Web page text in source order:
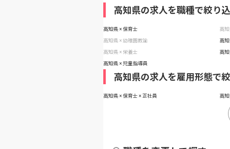
高知県の求人を職種で絞り
高知県 × 保育士 高
高知県 × 幼稚園教諭 高
高知県 × 栄養士 高知
高知県 × 児童指導員
高知県の求人を雇用形態で
高知県 × 保育士 × 正社員 高